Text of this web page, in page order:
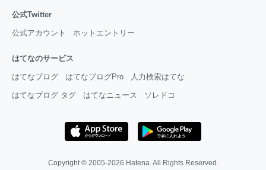
公式Twitter
公式アカウント ホットエントリー
はてなのサービス
はてなブログ はてなブログPro 人力検索はてな
はてなブログ タグ はてなニュース ソレドコ
Copyright © 2005-2026 Hatena. All Rights Reserved.